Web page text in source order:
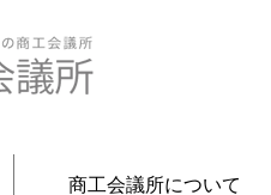
商工会議所について